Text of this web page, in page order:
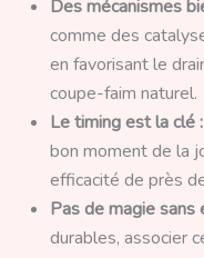
Des mécanismes
comme des
en favorisant le
coupe-faim naturel.
Le timing est la clé :
bon moment de la
efficacité de près
Pas de magie sans
durables, associer